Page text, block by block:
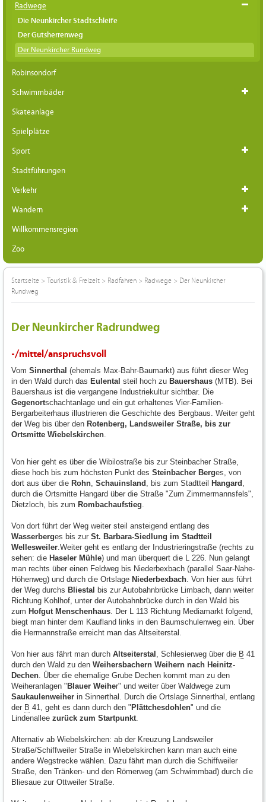
Radwege
Die Neunkircher Stadtschleife
Der Gutsherrenweg
Der Neunkircher Rundweg
Robinsondorf
Schwimmbäder
Skateanlage
Spielplätze
Sport
Stadtführungen
Verkehr
Wandern
Willkommensregion
Zoo
Startseite > Touristik & Freizeit > Radfahren > Radwege > Der Neunkircher
Rundweg
Der Neunkircher Radrundweg
-/mittel/anspruchsvoll
Vom Sinnerthal (ehemals Max-Bahr-Baumarkt) aus führt dieser Weg
in den Wald durch das Eulental steil hoch zu Bauershaus (MTB). Bei
Bauershaus ist die vergangene Industriekultur sichtbar. Die
Gegenortschachtanlage und ein gut erhaltenes Vier-Familien-
Bergarbeiterhaus illustrieren die Geschichte des Bergbaus. Weiter geht
der Weg bis über den Rotenberg, Landsweiler Straße, bis zur
Ortsmitte Wiebelskirchen
Von hier geht es über die Wibilostraße bis zur Steinbacher Straße,
diese hoch bis zum höchsten Punkt des Steinbacher Berges, von
dort aus über die Rohn Schauinsland , bis zum Stadtteil Hangard
durch die Ortsmitte Hangard über die Straße "Zum Zimmermannsfels",
Dietzloch, bis zum Rombachaufstieg
Von dort führt der Weg weiter steil ansteigend entlang des
Wasserberges bis zur St. Barbara-Siedlung im Stadtteil
Wellesweiler .Weiter geht es entlang der Industrieringstraße (rechts zu
sehen: die Haseler Mühle) und man überquert die L 226. Nun gelangt
man rechts über einen Feldweg bis Niederbexbach (parallel Saar-Nahe-
Höhenweg) und durch die Ortslage Niederbexbach . Von hier aus führt
der Weg durchs Bliestal bis zur Autobahnbrücke Limbach, dann weiter
Richtung Kohlhof, unter der Autobahnbrücke durch in den Wald bis
zum Hofgut Menschenhaus . Der L 113 Richtung Mediamarkt folgend,
biegt man hinter dem Kaufland links in den Baumschulenweg ein. Über
die Hermannstraße erreicht man das Altseiterstal.
Von hier aus fährt man durch Altseiterstal , Schlesierweg über die B 41
durch den Wald zu den Weihersbachern Weihern nach Heinitz-
Dechen . Über die ehemalige Grube Dechen kommt man zu den
Weiheranlagen "Blauer Weiher" und weiter über Waldwege zum
Saukaulenweiher in Sinnerthal. Durch die Ortslage Sinnerthal, entlang
der B 41, geht es dann durch den "Plättchesdohlen" und die
Lindenallee zurück zum Startpunkt
Alternativ ab Wiebelskirchen: ab der Kreuzung Landsweiler
Straße/Schiffweiler Straße in Wiebelskirchen kann man auch eine
andere Wegstrecke wählen. Dazu fährt man durch die Schiffweiler
Straße, den Tränken- und den Römerweg (am Schwimmbad) durch die
Bliesaue zur Ottweiler Straße.